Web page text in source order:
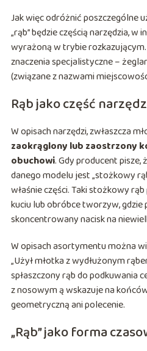
Jak więc odróżnić poszczególne
„rąb” będzie częścią narzędzia, w
wyrażoną w trybie
znaczenia specjalistyczne –
(związane z nazwami
Rąb jako część
W opisach narzędzi, zwłaszcza
zaokrąglony lub zaostrzony
obuchowi. Gdy producent
danego modelu jest „stożkowy
właśnie części. Taki stożkowy
kuciu lub obróbce tworzyw,
skoncentrowany nacisk na
W opisach asortymentu można
„Użył młotka z wydłużonym
spłaszczony rąb do podkuwania
z nosowym ą wskazuje na
geometryczną ani polecenie.
„Rąb” jako forma